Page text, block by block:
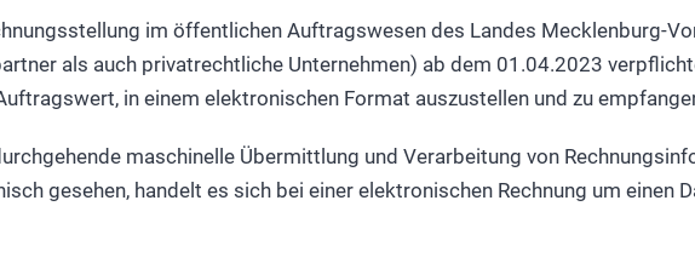
im öffentlichen Auftragswesen des Landes Mecklenburg-
als auch privatrechtliche Unternehmen) ab dem 01.04.2023
in einem elektronischen Format auszustellen und zu
maschinelle Übermittlung und Verarbeitung von
gesehen, handelt es sich bei einer elektronischen Rechnung um einen